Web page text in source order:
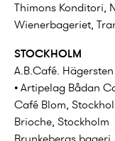
Thimons Konditori,
Wienerbageriet,
STOCKHOLM
A.B.Café. Hägersten
• Artipelag Bådan
Café Blom,
Brioche, Stockholm